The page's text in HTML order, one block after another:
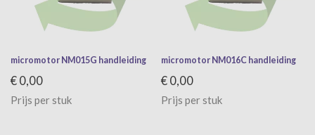
micromotor NM015G handleiding
€ 0,00
Prijs per stuk
micromotor NM016C handleiding
€ 0,00
Prijs per stuk